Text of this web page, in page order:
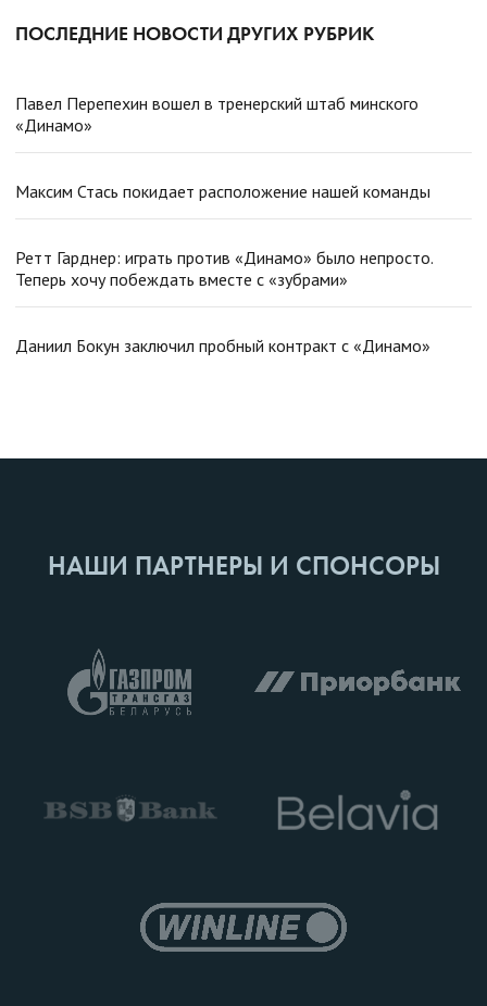
ПОСЛЕДНИЕ НОВОСТИ ДРУГИХ РУБРИК
Павел Перепехин вошел в тренерский штаб минского
«Динамо»
Максим Стась покидает расположение нашей команды
Ретт Гарднер: играть против «Динамо» было непросто.
Теперь хочу побеждать вместе с «зубрами»
Даниил Бокун заключил пробный контракт с «Динамо»
НАШИ ПАРТНЕРЫ И СПОНСОРЫ